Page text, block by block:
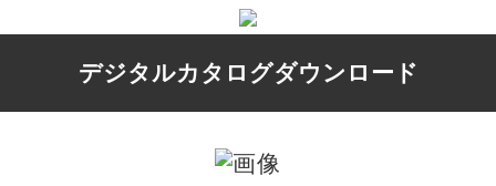
デジタルカタログダウンロード